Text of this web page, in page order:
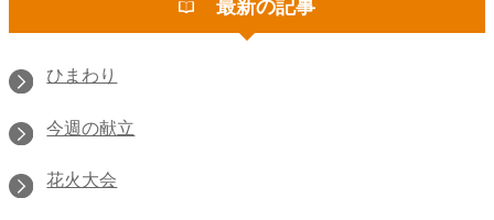
ひまわり
今週の献立
花火大会